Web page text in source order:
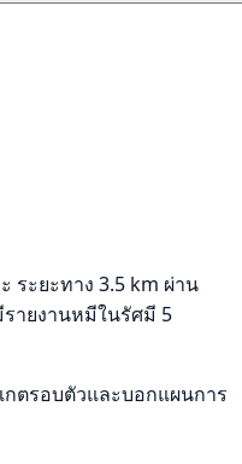
ระยะทาง 3.5 km ผ่าน
ายงานหมีในรัศมี 5
กตรอบตัวและบอกแผนการ